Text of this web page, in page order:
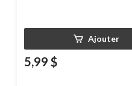
Ajouter
5,99 $